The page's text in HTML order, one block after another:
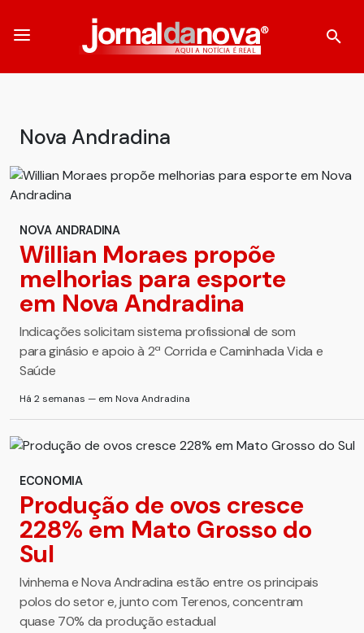
Nova Andradina
NOVA ANDRADINA
Willian Moraes propõe
melhorias para esporte
em Nova Andradina
Indicações solicitam sistema profissional de som
para ginásio e apoio à 2ª Corrida e Caminhada Vida e
Saúde
Há 2 semanas — em Nova Andradina
ECONOMIA
Produção de ovos cresce
228% em Mato Grosso do
Sul
Ivinhema e Nova Andradina estão entre os principais
polos do setor e, junto com Terenos, concentram
quase 70% da produção estadual